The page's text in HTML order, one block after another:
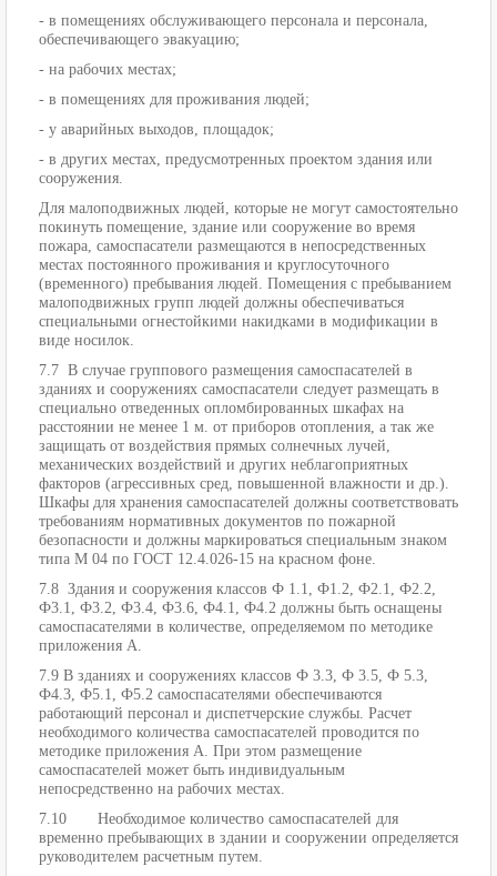
- в помещениях обслуживающего персонала и персонала,
обеспечивающего эвакуацию;
- на рабочих местах;
- в помещениях для проживания людей;
- у аварийных выходов, площадок;
- в других местах, предусмотренных проектом здания или
сооружения.
Для малоподвижных людей, которые не могут самостоятельно
покинуть помещение, здание или сооружение во время
пожара, самоспасатели размещаются в непосредственных
местах постоянного проживания и круглосуточного
(временного) пребывания людей. Помещения с пребыванием
малоподвижных групп людей должны обеспечиваться
специальными огнестойкими накидками в модификации в
виде носилок.
7.7 В случае группового размещения самоспасателей в
зданиях и сооружениях самоспасатели следует размещать в
специально отведенных опломбированных шкафах на
расстоянии не менее 1 м. от приборов отопления, а так же
защищать от воздействия прямых солнечных лучей,
механических воздействий и других неблагоприятных
факторов (агрессивных сред, повышенной влажности и др.).
Шкафы для хранения самоспасателей должны соответствовать
требованиям нормативных документов по пожарной
безопасности и должны маркироваться специальным знаком
типа М 04 по ГОСТ 12.4.026-15 на красном фоне.
7.8 Здания и сооружения классов Ф 1.1, Ф1.2, Ф2.1, Ф2.2,
Ф3.1, Ф3.2, Ф3.4, Ф3.6, Ф4.1, Ф4.2 должны быть оснащены
самоспасателями в количестве, определяемом по методике
приложения А.
7.9 В зданиях и сооружениях классов Ф 3.3, Ф 3.5, Ф 5.3,
Ф4.3, Ф5.1, Ф5.2 самоспасателями обеспечиваются
работающий персонал и диспетчерские службы. Расчет
необходимого количества самоспасателей проводится по
методике приложения А. При этом размещение
самоспасателей может быть индивидуальным
непосредственно на рабочих местах.
7.10 Необходимое количество самоспасателей для
временно пребывающих в здании и сооружении определяется
руководителем расчетным путем.